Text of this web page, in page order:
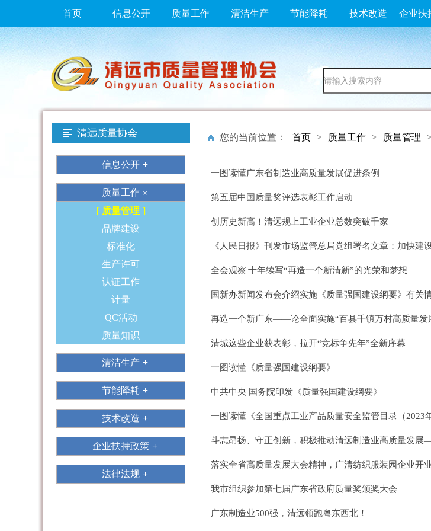
首页 信息公开 质量工作 清洁生产 节能降耗 技术改造 企业扶
清远质量协会
信息公开
质量工作
质量管理
品牌建设
标准化
生产许可
认证工作
计量
QC活动
质量知识
清洁生产
节能降耗
技术改造
企业扶持政策
法律法规
您的当前位置： 首页 > 质量工作 > 质量管理 >
一图读懂广东省制造业高质量发展促进条例
第五届中国质量奖评选表彰工作启动
创历史新高！清远规上工业企业总数突破千家
《人民日报》刊发市场监管总局党组署名文章：加快建
全会观察|十年续写“再造一个新清新”的光荣和梦想
国新办新闻发布会介绍实施《质量强国建设纲要》有关
再造一个新广东——论全面实施“百县千镇万村高质量发
清城这些企业获表彰，拉开“竞标争先年”全新序幕
一图读懂《质量强国建设纲要》
中共中央 国务院印发《质量强国建设纲要》
一图读懂《全国重点工业产品质量安全监管目录（2023
斗志昂扬、守正创新，积极推动清远制造业高质量发
落实全省高质量发展大会精神，广清纺织服装园企业开
我市组织参加第七届广东省政府质量奖颁奖大会
广东制造业500强，清远领跑粤东西北！